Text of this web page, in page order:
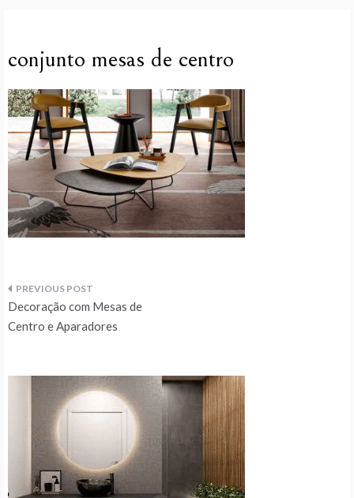
conjunto mesas de centro
Navegação
de
artigos
Decoração com Mesas de
Centro e Aparadores